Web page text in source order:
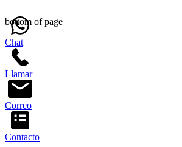
Chat
Llamar
Correo
Contacto
bottom of page